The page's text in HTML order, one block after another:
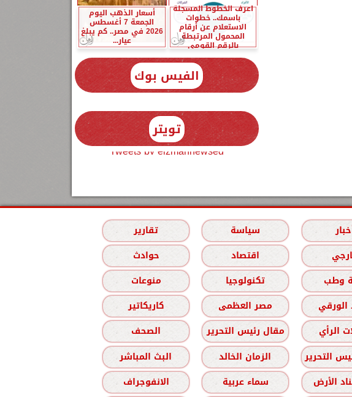
اعرف الخطوط المسجلة
باسمك.. خطوات
الاستعلام عن أرقام
المحمول المرتبطة
بالرقم القومي
أسعار الذهب اليوم
الجمعة 7 أغسطس
2026 في مصر.. كم يبلغ
عيار...
الفيس بوك
تويتر
Tweets by elzmannewseg
سياسة
تقارير
اقتصاد
حوادث
وطب تكنولوجيا
منوعات
الورقي مصر العظمى
كاريكاتير
الرأي مقال رئيس التحرير
الصحف
التحرير الزمان الخالد
البث المباشر
الأرض سماء عربية الانفوجراف